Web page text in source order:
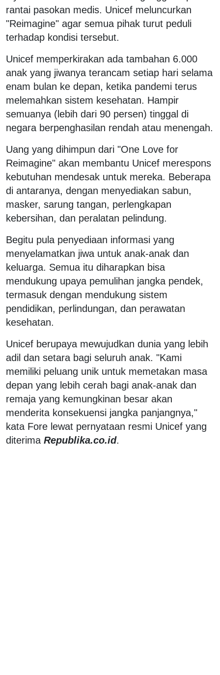
rantai pasokan medis. Unicef meluncurkan
"Reimagine" agar semua pihak turut peduli
terhadap kondisi tersebut.
Unicef memperkirakan ada tambahan 6.000
anak yang jiwanya terancam setiap hari selama
enam bulan ke depan, ketika pandemi terus
melemahkan sistem kesehatan. Hampir
semuanya (lebih dari 90 persen) tinggal di
negara berpenghasilan rendah atau menengah.
Uang yang dihimpun dari "One Love for
Reimagine" akan membantu Unicef merespons
kebutuhan mendesak untuk mereka. Beberapa
di antaranya, dengan menyediakan sabun,
masker, sarung tangan, perlengkapan
kebersihan, dan peralatan pelindung.
Begitu pula penyediaan informasi yang
menyelamatkan jiwa untuk anak-anak dan
keluarga. Semua itu diharapkan bisa
mendukung upaya pemulihan jangka pendek,
termasuk dengan mendukung sistem
pendidikan, perlindungan, dan perawatan
kesehatan.
Unicef berupaya mewujudkan dunia yang lebih
adil dan setara bagi seluruh anak. "Kami
memiliki peluang unik untuk memetakan masa
depan yang lebih cerah bagi anak-anak dan
remaja yang kemungkinan besar akan
menderita konsekuensi jangka panjangnya,"
kata Fore lewat pernyataan resmi Unicef yang
diterima Republika.co.id.